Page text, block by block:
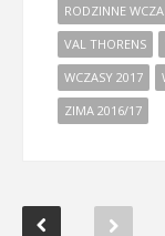
RODZINNE
VAL THORENS
WCZASY 2017
ZIMA 2016/17